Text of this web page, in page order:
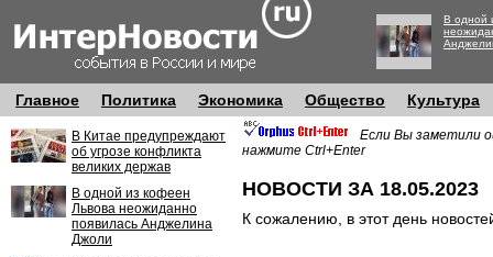
В одной
Главное Политика Экономика Общество Культура
В Китае предупреждают
об угрозе конфликта
великих держав
В одной из кофеен
Львова неожиданно
появилась Анджелина
Джоли
Если Вы заметили
нажмите Ctrl+Enter
НОВОСТИ ЗА 18.05.2023
К сожалению, в этот день